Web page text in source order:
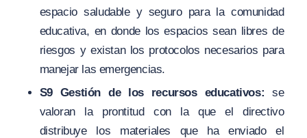
espacio saludable y seguro para la comunidad
educativa, en donde los espacios sean libres de
riesgos y existan los protocolos necesarios para
manejar las emergencias.
S9 Gestión de los recursos educativos:se
valoran la prontitud con la que el directivo
distribuye los materiales que ha enviado el